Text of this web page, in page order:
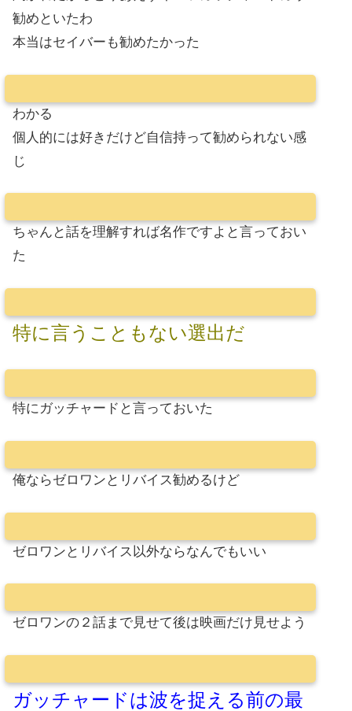
勧めといたわ
本当はセイバーも勧めたかった
わかる
個人的には好きだけど自信持って勧められない感
じ
ちゃんと話を理解すれば名作ですよと言っておい
た
特に言うこともない選出だ
特にガッチャードと言っておいた
俺ならゼロワンとリバイス勧めるけど
ゼロワンとリバイス以外ならなんでもいい
ゼロワンの２話まで見せて後は映画だけ見せよう
ガッチャードは波を捉える前の最